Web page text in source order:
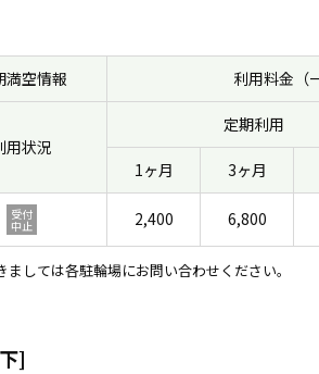
満空情報 利用料金（
用状況
定期利用
1ヶ月
3ヶ月
受付
中止 2,400 6,800
しては各駐輪場にお問い合わせください。
]